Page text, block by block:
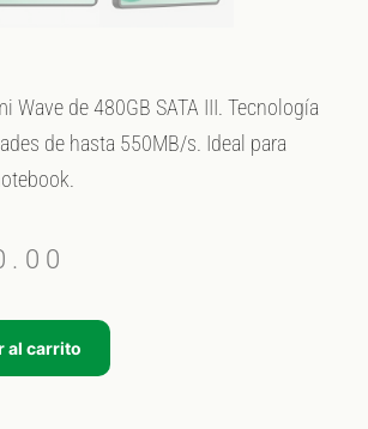
Wave de 480GB SATA III. Tecnología
de hasta 550MB/s. Ideal para
al carrito